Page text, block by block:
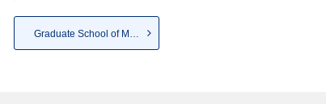
Graduate School of Music